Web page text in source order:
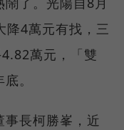
降4萬元有找，三
萬元，「雙
。
長柯勝峯，近